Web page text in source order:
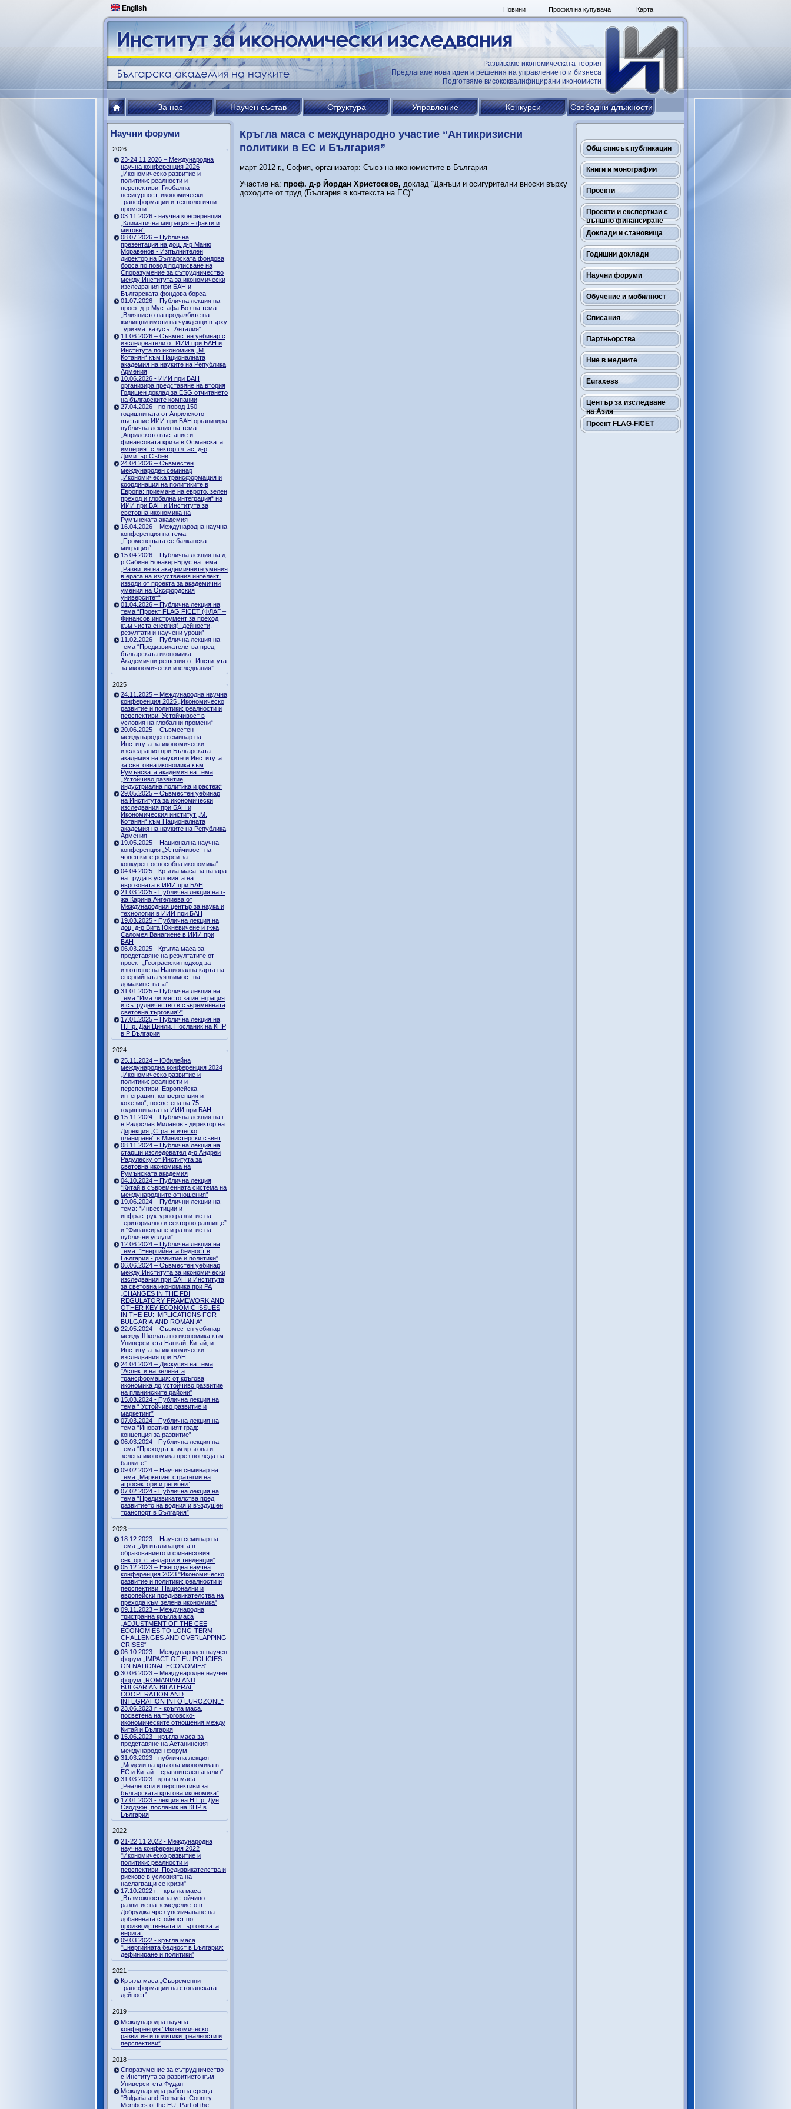
English Карта
Профил на купувача
Новини
Развиваме икономическата теория
Предлагаме нови идеи и решения на управлението и бизнеса
Подготвяме висококвалифицирани икономисти
За нас Научен състав Структура Управление Конкурси Свободни длъжности
Общ списък публикации
Книги и монографии
Проекти
Проекти и експертизи с
външно финансиране
Доклади и становища
Годишни доклади
Научни форуми
Обучение и мобилност
Списания
Партньорства
Ние в медиите
Euraxess
Център за изследване
на Азия
Проект FLAG-FICET
Научни форуми
2026
23-24.11.2026 – Международна
научна конференция 2026
„Икономическо развитие и
политики: реалности и
перспективи. Глобална
несигурност, икономически
трансформации и технологични
промени“
03.11.2026 - научна конференция
„Климатична миграция – факти и
митове“
08.07.2026 – Публична
презентация на доц. д-р Маню
Моравенов - Изпълнителен
директор на Българската фондова
борса по повод подписване на
Споразумение за сътрудничество
между Института за икономически
изследвания при БАН и
Българската фондова борса
01.07.2026 – Публична лекция на
проф. д-р Мустафа Боз на тема
„Влиянието на продажбите на
жилищни имоти на чужденци върху
туризма: казусът Анталия“
11.06.2026 – Съвместен уебинар с
изследователи от ИИИ при БАН и
Института по икономика „М.
Котанян“ към Националната
академия на науките на Република
Армения
10.06.2026 - ИИИ при БАН
организира представяне на втория
Годишен доклад за ESG отчитането
на българските компании
27.04.2026 - по повод 150-
годишнината от Априлското
въстание ИИИ при БАН организира
публична лекция на тема
„Априлското въстание и
финансовата криза в Османската
империя“ с лектор гл. ас. д-р
Димитър Събев
24.04.2026 – Съвместен
международен семинар
„Икономическа трансформация и
координация на политиките в
Европа: приемане на еврото, зелен
преход и глобална интеграция“ на
ИИИ при БАН и Института за
световна икономика на
Румънската академия
16.04.2026 – Международна научна
конференция на тема
„Променящата се балканска
миграция“
15.04.2026 – Публична лекция на д-
р Сабине Бонакер-Брус на тема
„Развитие на академичните умения
в ерата на изкуствения интелект:
изводи от проекта за академични
умения на Оксфордския
университет“
01.04.2026 – Публична лекция на
тема “Проект FLAG FICET (ФЛАГ –
Финансов инструмент за преход
към чиста енергия): дейности,
резултати и научени уроци”
11.02.2026 – Публична лекция на
тема “Предизвикателства пред
българската икономика:
Академични решения от Института
за икономически изследвания”
2025
24.11.2025 – Международна научна
конференция 2025 „Икономическо
развитие и политики: реалности и
перспективи. Устойчивост в
условия на глобални промени“
20.06.2025 – Съвместен
международен семинар на
Института за икономически
изследвания при Българската
академия на науките и Института
за световна икономика към
Румънската академия на тема
„Устойчиво развитие,
индустриална политика и растеж“
29.05.2025 – Съвместен уебинар
на Института за икономически
изследвания при БАН и
Икономическия институт „М.
Котанян“ към Националната
академия на науките на Република
Армения
19.05.2025 – Национална научна
конференция „Устойчивост на
човешките ресурси за
конкурентоспособна икономика“
04.04.2025 - Кръгла маса за пазара
на труда в условията на
еврозоната в ИИИ при БАН
21.03.2025 - Публична лекция на г-
жа Карина Ангелиева от
Международния център за наука и
технологии в ИИИ при БАН
19.03.2025 - Публична лекция на
доц. д-р Вита Юкневичене и г-жа
Саломея Ванагиене в ИИИ при
БАН
06.03.2025 - Кръгла маса за
представяне на резултатите от
проект „Географски подход за
изготвяне на Национална карта на
енергийната уязвимост на
домакинствата“
31.01.2025 – Публична лекция на
тема “Има ли място за интеграция
и сътрудничество в съвременната
световна търговия?”
17.01.2025 – Публична лекция на
Н.Пр. Дай Цинли, Посланик на КНР
в Р България
2024
25.11.2024 – Юбилейна
международна конференция 2024
„Икономическо развитие и
политики: реалности и
перспективи. Европейска
интеграция, конвергенция и
кохезия“, посветена на 75-
годишнината на ИИИ при БАН
15.11.2024 – Публична лекция на г-
н Радослав Миланов - директор на
Дирекция „Стратегическо
планиране“ в Министерски съвет
08.11.2024 – Публична лекция на
старши изследовател д-р Андрей
Радулеску от Института за
световна икономика на
Румънската академия
04.10.2024 – Публична лекция
“Китай в съвременната система на
международните отношения”
19.06.2024 – Публични лекции на
тема: “Инвестиции и
инфраструктурно развитие на
териториално и секторно равнище”
и “Финансиране и развитие на
публични услуги”
12.06.2024 – Публична лекция на
тема: "Енергийната бедност в
България - развитие и политики"
06.06.2024 – Съвместен уебинар
между Института за икономически
изследвания при БАН и Института
за световна икономика при РА
„CHANGES IN THE FDI
REGULATORY FRAMEWORK AND
OTHER KEY ECONOMIC ISSUES
IN THE EU: IMPLICATIONS FOR
BULGARIA AND ROMANIA“
22.05.2024 – Съвместен уебинар
между Школата по икономика към
Университета Нанкай, Китай, и
Института за икономически
изследвания при БАН
24.04.2024 – Дискусия на тема
"Аспекти на зелената
трансформация: от кръгова
икономика до устойчиво развитие
на планинските райони"
15.03.2024 - Публична лекция на
тема “ Устойчиво развитие и
маркетинг”
07.03.2024 - Публична лекция на
тема “Иновативният град:
концепция за развитие”
06.03.2024 - Публична лекция на
тема “Преходът към кръгова и
зелена икономика през погледа на
банките”
09.02.2024 – Научен семинар на
тема „Маркетинг стратегии на
агросектори и региони“
07.02.2024 - Публична лекция на
тема “Предизвикателства пред
развитието на водния и въздушен
транспорт в България”
2023
18.12.2023 – Научен семинар на
тема „Дигитализацията в
образованието и финансовия
сектор: стандарти и тенденции“
05.12.2023 – Ежегодна научна
конференция 2023 "Икономическо
развитие и политики: реалности и
перспективи. Национални и
европейски предизвикателства на
прехода към зелена икономика"
09.11.2023 – Международна
тристранна кръгла маса
„ADJUSTMENT OF THE CEE
ECONOMIES TO LONG-TERM
CHALLENGES AND OVERLAPPING
CRISES“
06.10.2023 – Международен научен
форум „IMPACT OF EU POLICIES
ON NATIONAL ECONOMIES“
30.06.2023 – Международен научен
форум „ROMANIAN AND
BULGARIAN BILATERAL
COOPERATION AND
INTEGRATION INTO EUROZONE“
23.06.2023 г. - кръгла маса,
посветена на търговско-
икономическите отношения между
Китай и България
15.06.2023 - кръгла маса за
представяне на Астанинския
международен форум
31.03.2023 - публична лекция
„Модели на кръгова икономика в
ЕС и Китай – сравнителен анализ“
31.03.2023 - кръгла маса
„Реалности и перспективи за
българската кръгова икономика”
17.01.2023 - лекция на Н.Пр. Дун
Сяодзюн, посланик на КНР в
България
2022
21-22.11.2022 - Международна
научна конференция 2022
"Икономическо развитие и
политики: реалности и
перспективи. Предизвикателства и
рискове в условията на
наслагващи се кризи"
17.10.2022 г. - кръгла маса
„Възможности за устойчиво
развитие на земеделието в
Добруджа чрез увеличаване на
добавената стойност по
производствената и търговската
верига“
09.03.2022 - кръгла маса
"Енергийната бедност в България:
дефиниране и политики"
2021
Кръгла маса „Съвременни
трансформации на стопанската
дейност”
2019
Международна научна
конференция “Икономическо
развитие и политики: реалности и
перспективи”
2018
Споразумение за сътрудничество
с Института за развитието към
Университета Фудан
Международна работна среща
"Bulgaria and Romania: Country
Members of the EU, Part of the
Кръгла маса с международно участие “Антикризисни
политики в ЕС и България”
март 2012 г., София, организатор: Съюз на икономистите в България
Участие на: проф. д-р Йордан Христосков, доклад “Данъци и осигурителни вноски върху
доходите от труд (България в контекста на ЕС)”